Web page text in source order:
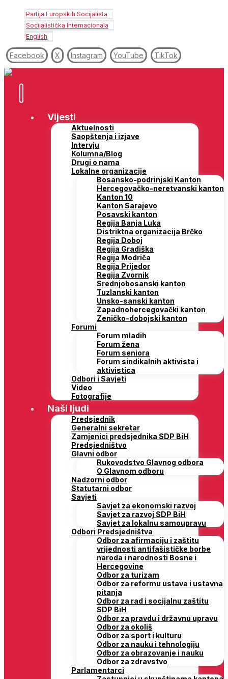
Partija Europskih Socijalista
Socijalistička Internacionala
English
Facebook X Instagram YouTube TikTok
Vijesti
Aktuelnosti
Saopštenja i izjave
Intervju
Kolumna/Blog
Drugi o nama
Lokalne organizacije
Bosansko-podrinjski Kanton
Hercegovačko-neretvanski kanton
Kanton 10
Kanton Sarajevo
Posavski kanton
Regija Banja Luka
Distriktna organizacija Brčko
Regija Doboj
Regija Gradiška
Regija Modriča
Regija Prijedor
Regija Zvornik
Srednjobosanski kanton
Tuzlanski kanton
Unsko-sanski kanton
Zapadnohercegovački kanton
Zeničko-dobojski kanton
Forumi
Forum mladih
Forum žena
Forum seniora
Forum sindikalnih aktivista i
aktivistica
Odbori i Savjeti
Video
Fotografije
Naši ljudi
Predsjednik
Generalni sekretar
Zamjenici predsjednika SDP BiH
Predsjedništvo
Glavni odbor
Rukovodstvo Glavnog odbora
O Glavnom odboru
Nadzorni odbor
Statutarni odbor
Savjeti
Savjet za ekonomski razvoj
Savjet za razvoj SDP BiH
Savjet za lokalnu samoupravu
Odbori Predsjedništva
Odbor za afirmaciju i zaštitu
vrijednosti antifašističke borbe
naroda i narodnosti Bosne i
Hercegovine
Odbor za turizam
Odbor za reformu ustava i ustavna
pitanja
Odbor za rad i socijalnu zaštitu
SDP BiH
Odbor za pravdu i državnu upravu
Odbor za okoliš
Odbor za sport i kulturu
Odbor za nauku i tehnologiju
Odbor za obrazovanje i nauku
Odbor za zdravstvo
Parlamentarci